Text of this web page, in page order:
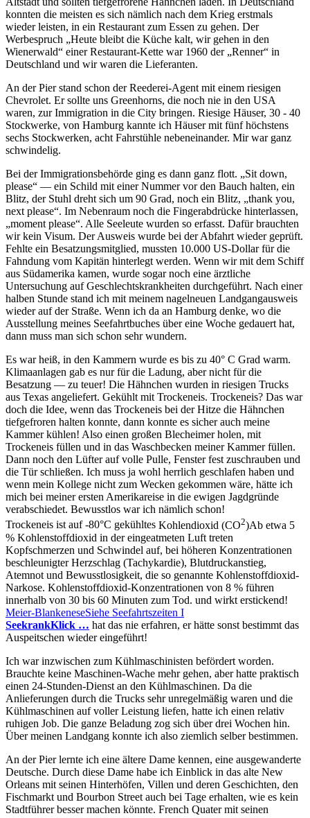
konnten die meisten es sich nämlich nach dem Krieg erstmals
wieder leisten, in ein Restaurant zum Essen zu gehen. Der
Werbespruch
Heute bleibt die Küche kalt, wir gehen in den
Wienerwald
einer Restaurant-Kette war 1960 der Renner
in
Deutschland und wir waren die Lieferanten.
An der Pier stand schon der Reederei-Agent mit einem riesigen
Chevrolet. Er sollte uns Greenhorns, die noch nie in den USA
waren, zur Immigration in die City bringen. Riesige Häuser, 30 - 40
Stockwerke, von Hamburg kannte ich Häuser mit fünf höchstens
sechs Stockwerken, acht Fahrstühle nebeneinander. Mir war ganz
schwindelig.
Bei der Immigrationsbehörde ging es dann ganz flott.
Sit down,
please
— ein Schild mit einer Nummer vor den Bauch halten, ein
Blitz, der Stuhl dreht sich um 90 Grad, noch ein Blitz,
thank you,
next please . Im Nebenraum noch die Fingerabdrücke hinterlassen,
moment please . Alle Seeleute wurden so erfasst. Dafür brauchten
wir kein Visum. Der Ausweis wurde bei der Abfahrt wieder geprüft.
Fehlte ein Besatzungsmitglied, mussten 10.000 US-Dollar für die
Fahndung vom Kapitän hinterlegt werden. Wenn wir mit dem Schiff
aus Südamerika kamen, wurde sogar noch eine ärztliche
Untersuchung auf Geschlechtskrankheiten durchgeführt. Nach einer
halben Stunde stand ich mit meinem nagelneuen Landgangausweis
wieder auf der Straße. Wenn ich da an Hamburg denke, wo die
Ausstellung meines Seefahrtbuches über eine Woche gedauert hat,
dann muss man sich schon sehr wundern.
Es war heiß, in den Kammern wurde es bis zu 40° C Grad warm.
Klimaanlagen gab es nur für die Ladung, aber nicht für die
Besatzung — zu teuer! Die Hähnchen wurden in riesigen Trucks
aus Texas angeliefert. Gekühlt mit Trockeneis. Trockeneis? Das war
doch die Idee, wenn das Trockeneis bei der Hitze die Hähnchen
tiefgefroren halten konnte, dann konnte es sicher auch meine
Kammer kühlen! Also einen großen Blecheimer holen, mit
Trockeneis füllen und in das Waschbecken meiner Kammer füllen.
Dann noch den Lüfter auf volle Pulle, Fenster fest zuschrauben und
die Tür schließen. Ich muss ja wohl herrlich geschlafen haben und
wenn mein Kollege nicht zum Wecken gekommen wäre, hätte ich
mich bei meiner ersten Amerikareise in die ewigen Jagdgründe
verabschiedet. Bewusstlos war ich nämlich schon!
Trockeneis ist auf -80°C gekühltes Kohlendioxid (CO2)Ab etwa 5
% Kohlenstoffdioxid in der eingeatmeten Luft treten
Kopfschmerzen und Schwindel auf, bei höheren Konzentrationen
beschleunigter Herzschlag (Tachykardie), Blutdruckanstieg,
Atemnot und Bewusstlosigkeit, die so genannte Kohlenstoffdioxid-
Narkose. Kohlenstoffdioxid-Konzentrationen von 8 % führen
innerhalb von 30 bis 60 Minuten zum Tod. und wirkt erstickend!
Meier-BlankeneseSiehe Seefahrtszeiten I
SeekrankKlick … hat das nie erfahren, er hätte sonst bestimmt das
Auspeitschen wieder eingeführt!
Ich war inzwischen zum Kühlmaschinisten befördert worden.
Brauchte keine Maschinen-Wache mehr gehen, aber hatte praktisch
einen 24-Stunden-Dienst an den Kühlmaschinen. Da die
Anlieferungen durch die Trucks sehr unregelmäßig waren und die
Kühlmaschinen auf voller Leistung liefen, hatte ich einen relativ
ruhigen Job. Die ganze Beladung zog sich über drei Wochen hin.
Über meinen Landgang konnte ich also ziemlich selber bestimmen.
An der Pier lernte ich eine ältere Dame kennen, eine ausgewanderte
Deutsche. Durch diese Dame habe ich Einblick in das alte New
Orleans mit seinen Hinterhöfen, Villen und deren Geschichten, den
Fischmarkt und Bourbon Street auch bei Tage erhalten, wie es kein
Stadtführer besser machen könnte. French Quater mit seinen